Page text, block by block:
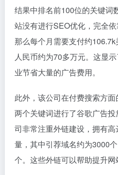
结果中排名前100位的关键词
站没有进行SEO优化，完全
那么每个月需要支付约
人民币约为70多万元。这显
业节省大量的广告费用。
此外，该公司在付费搜索方
两个关键词进行了谷歌广告
司非常注重外链建设，拥有
量，其中引荐域名约为3000
个。这些外链可以帮助提升网